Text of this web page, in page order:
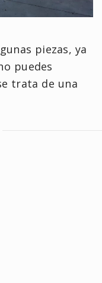
piezas, ya
puedes
trata de una